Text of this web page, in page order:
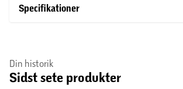
Specifikationer
Din historik
Sidst sete produkter